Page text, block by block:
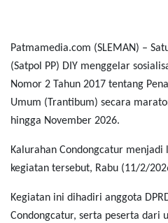
Patmamedia.com (SLEMAN) –
(Satpol PP) DIY menggelar
Nomor 2 Tahun 2017 tentang
Umum (Trantibum) secara
hingga November 2026.
Kalurahan Condongcatur menjadi
kegiatan tersebut, Rabu (11/2/
Kegiatan ini dihadiri anggota
Condongcatur, serta peserta dari